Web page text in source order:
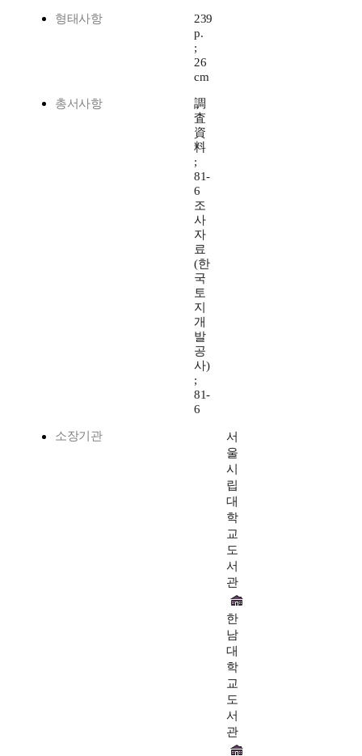
형태사항
239
p.
;
26
cm
총서사항
調
査
資
料
;
81-
6
조
사
자
료
(한
국
토
지
개
발
공
사)
;
81-
6
소장기관
서
울
시
립
대
학
교
도
서
관
한
남
대
학
교
도
서
관